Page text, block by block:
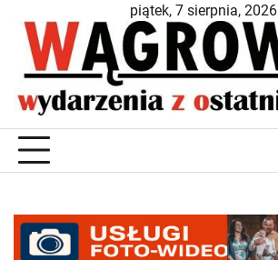
content
piątek, 7 sierpnia, 2026